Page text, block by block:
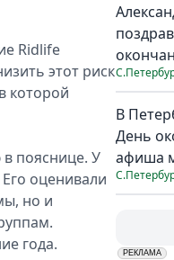
Ridlife
этот риск
которой
в пояснице. У
оценивали
но и
года.
В
День
афиша
erid:
РЕКЛАМА
АО "ГАТР",